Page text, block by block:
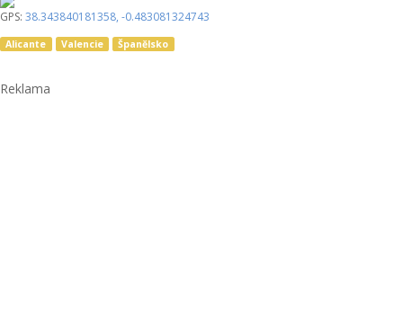
GPS: 38.343840181358, -0.483081324743
Alicante Valencie Španělsko
Reklama